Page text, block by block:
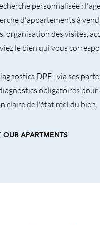
personnalisée :
d'appartements à
organisation des visites,
le bien qui vous
DPE : via ses
obligatoires
claire de l'état réel du bien.
OUR APARTMENTS